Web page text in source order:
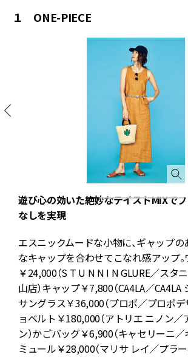
１ ONE-PIECE
遊び心の効いた絶妙なテイストMIXで
なしを実現
エスニックムードな小物に、ギャップの
なキャップを合わせてこなれ感アップ
￥24,000（S T U N N I N GLURE／スタ
山店）キャップ￥7,800（CA4LA／CA4LA
サングラス￥36,000（プロポ／プロポデ
ョベルト￥180,000（アトリエ ニノン／
ン）かごバッグ￥6,900（キャセリーニ／
ミュール￥28,000（マリサ レイ／プラー